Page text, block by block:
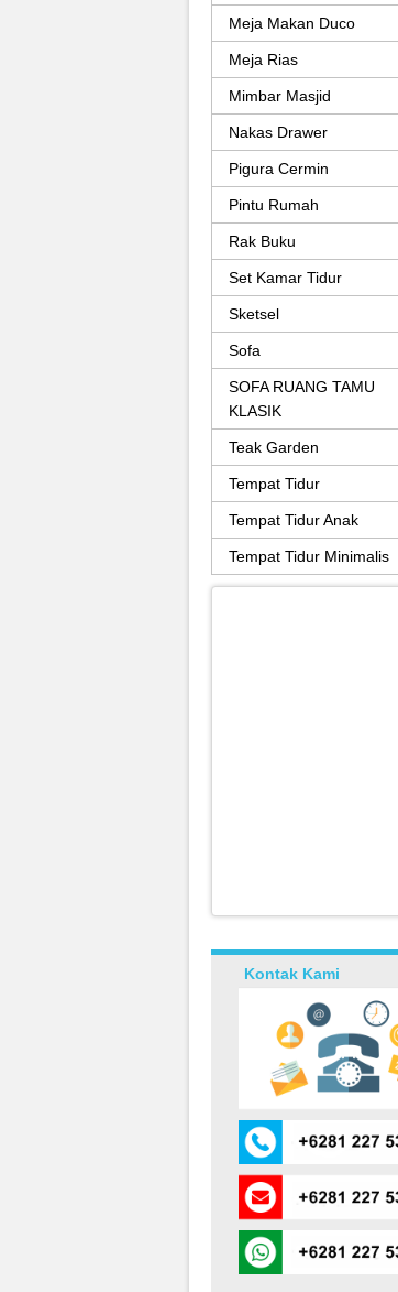
Meja Makan Duco
Meja Rias
Mimbar Masjid
Nakas Drawer
Pigura Cermin
Pintu Rumah
Rak Buku
Set Kamar Tidur
Sketsel
Sofa
SOFA RUANG TAMU
KLASIK
Teak Garden
Tempat Tidur
Tempat Tidur Anak
Tempat Tidur Minimalis
Kontak Kami